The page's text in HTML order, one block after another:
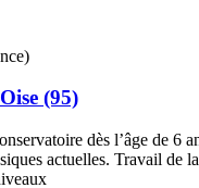
(95)
dès l’âge de 6
actuelles. Travail de